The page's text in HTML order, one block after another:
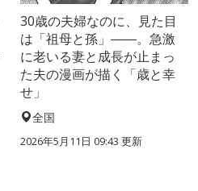
30歳の夫婦なのに、見た目
は「祖母と孫」――。急激
に老いる妻と成長が止まっ
た夫の漫画が描く「歳と幸
せ」
全国
2026年5月11日 09:43 更新